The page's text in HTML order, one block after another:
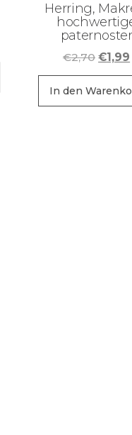
Herring,
paternoster
€2,70
Preis
war:
€2,70
€1,99
In den